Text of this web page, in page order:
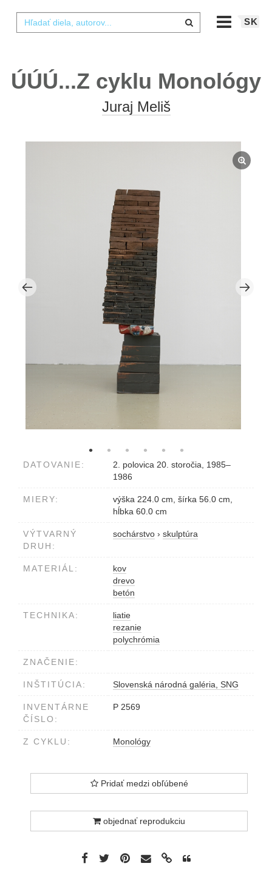
SK
ÚÚÚ...Z cyklu Monológy
Juraj Meliš
DATOVANIE:
2. polovica 20. storočia, 1985–
1986
MIERY:
výška 224.0 cm, šírka 56.0 cm,
hĺbka 60.0 cm
VÝTVARNÝ
DRUH:
sochárstvo › skulptúra
MATERIÁL:
kov
drevo
betón
TECHNIKA:
liatie
rezanie
polychrómia
ZNAČENIE:
INŠTITÚCIA: Slovenská národná galéria, SNG
INVENTÁRNE
ČÍSLO:
P 2569
Z CYKLU: Monológy
Pridať medzi obľúbené
objednať reprodukciu